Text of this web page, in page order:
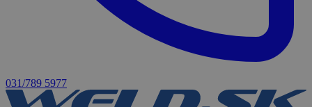
031/789 5977